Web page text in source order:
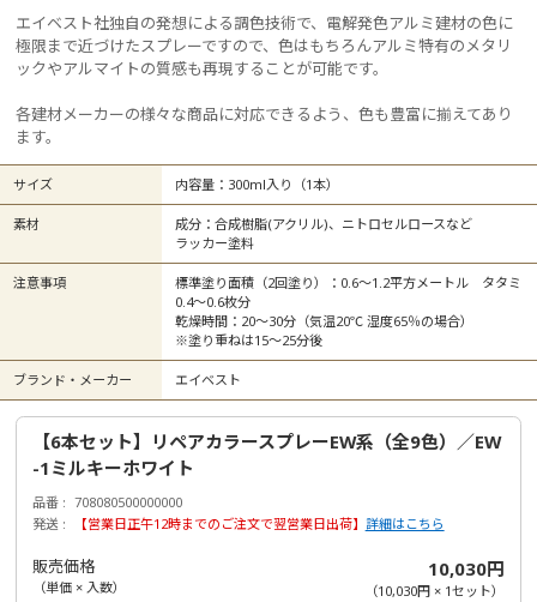
エイベスト社独自の発想による調色技術で、電解発色アルミ建材の色に
極限まで近づけたスプレーですので、色はもちろんアルミ特有のメタリ
ックやアルマイトの質感も再現することが可能です。
各建材メーカーの様々な商品に対応できるよう、色も豊富に揃えてあり
ます。
サイズ 内容量：300ml入り（1本）
素材
成分：合成樹脂(アクリル)、ニトロセルロースなど
ラッカー塗料
注意事項
標準塗り面積（2回塗り）：0.6～1.2平方メートル タタミ
0.4～0.6枚分
乾燥時間：20～30分（気温20℃ 湿度65％の場合）
※塗り重ねは15～25分後
ブランド・メーカー エイベスト
【6本セット】リペアカラースプレーEW系（全9色）／EW
-1ミルキーホワイト
品番
708080500000000
発送
【営業日正午12時までのご注文で翌営業日出荷】 詳細はこちら
販売価格
（単価 × 入数）
10,030円
（10,030円× 1セット）